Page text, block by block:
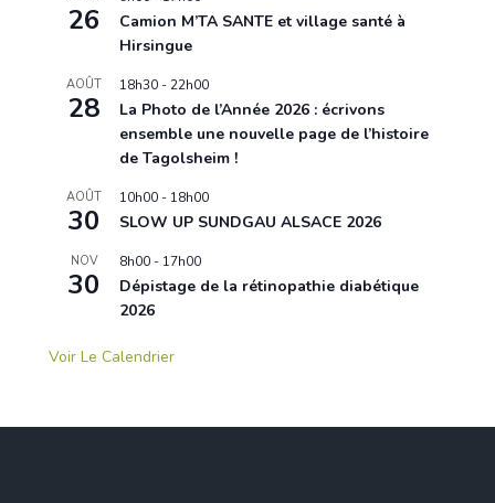
26
Camion M’TA SANTE et village santé à
Hirsingue
AOÛT
28
18h30 -22h00
La Photo de l’Année 2026 : écrivons
ensemble une nouvelle page de l’histoire
de Tagolsheim !
AOÛT
30
10h00 - 18h00
SLOW UP SUNDGAU ALSACE 2026
NOV
30
8h00 - 17h00
Dépistage de la rétinopathie diabétique
2026
Voir Le Calendrier